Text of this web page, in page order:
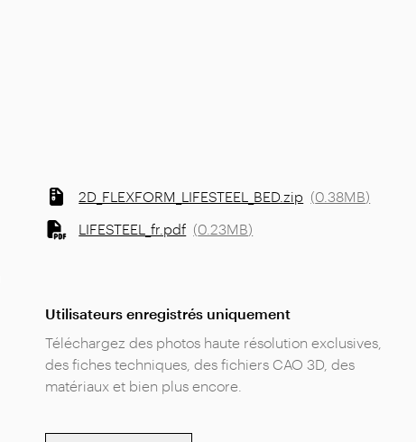
2D_FLEXFORM_LIFESTEEL_BED.zip (0.38MB)
LIFESTEEL_fr.pdf (0.23MB)
Utilisateurs enregistrés uniquement
Téléchargez des photos haute résolution exclusives,
des fiches techniques, des fichiers CAO 3D, des
matériaux et bien plus encore.